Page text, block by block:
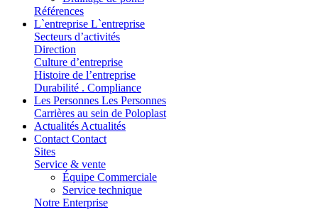
Références
L`entreprise L`entreprise
Secteurs d’activités
Direction
Culture d’entreprise
Histoire de l’entreprise
Durabilité . Compliance
Les Personnes Les Personnes
Carrières au sein de Poloplast
Actualités Actualités
Contact Contact
Sites
Service & vente
Équipe Commerciale
Service technique
Notre Enterprise